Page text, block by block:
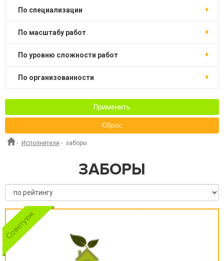
по специализации
по масштабу работ
по уровню сложности работ
по организованности
Применить
Сброс
- Исполнители - заборы
ЗАБОРЫ